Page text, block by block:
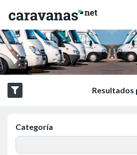
Resultados
Categoría